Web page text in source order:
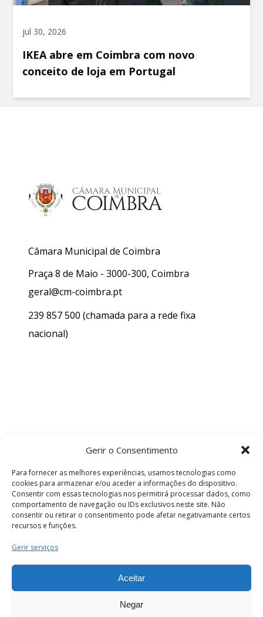
Gerir o Consentimento
Para fornecer as melhores experiências, usamos tecnologias como
cookies para armazenar e/ou aceder a informações do dispositivo.
Consentir com essas tecnologias nos permitirá processar dados, como
comportamento de navegação ou IDs exclusivos neste site. Não
consentir ou retirar o consentimento pode afetar negativamante certos
recursos e funções.
Gerir serviços
Aceitar
Negar
jul 30, 2026
IKEA abre em Coimbra com novo
conceito de loja em Portugal
Câmara Municipal de Coimbra
Praça 8 de Maio - 3000-300, Coimbra
geral@cm-coimbra.pt
239 857 500 (chamada para a rede fixa
nacional)
Termos e Condições
os direitos reservados.